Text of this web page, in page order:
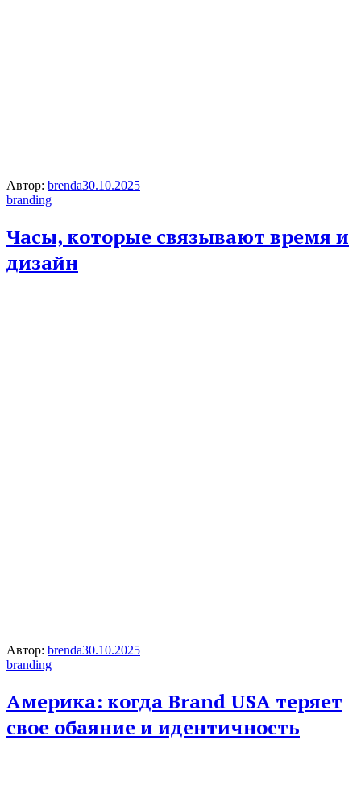
Автор: brenda30.10.2025
branding
Часы, которые связывают время и
дизайн
Автор: brenda30.10.2025
branding
Америка: когда Brand USA теряет
свое обаяние и идентичность